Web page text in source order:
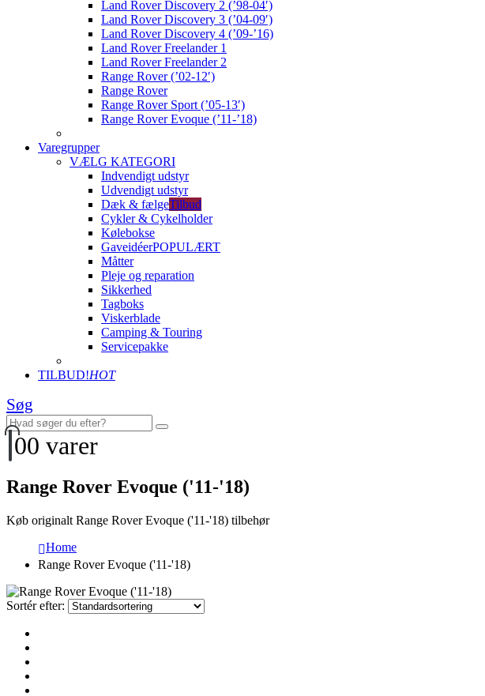
Land Rover Discovery 2 (’98-04′)
Land Rover Discovery 3 (’04-09′)
Land Rover Discovery 4 (’09-’16)
Land Rover Freelander 1
Land Rover Freelander 2
Range Rover (’02-12′)
Range Rover
Range Rover Sport (’05-13′)
Range Rover Evoque (’11-’18)
Varegrupper
VÆLG KATEGORI
Indvendigt udstyr
Udvendigt udstyr
Dæk & fælgeTilbud
Cykler & Cykelholder
Kølebokse
GaveidéerPOPULÆRT
Måtter
Pleje og reparation
Sikkerhed
Tagboks
Viskerblade
Camping & Touring
Servicepakke
TILBUD!HOT
Søg
00 varer
Range Rover Evoque ('11-'18)
Køb originalt Range Rover Evoque ('11-'18) tilbehør
Home
Range Rover Evoque ('11-'18)
Sortér efter: